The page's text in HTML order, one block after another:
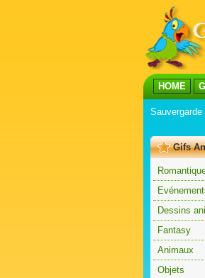
HOME
Sauvergarde
Gifs
Dessins
Fantasy
Animaux
Objets